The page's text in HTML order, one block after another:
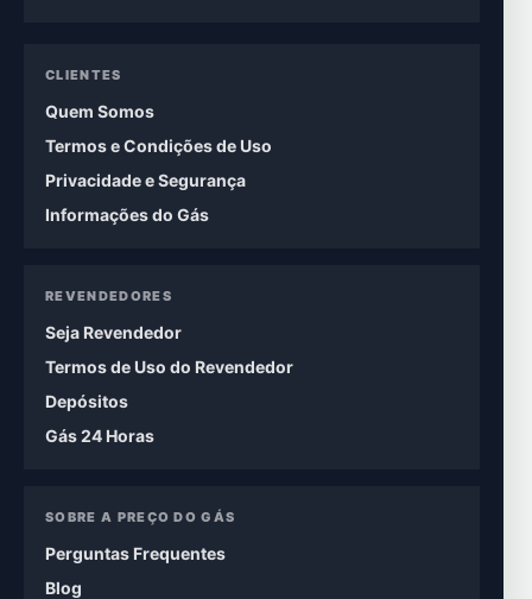
CLIENTES
Quem Somos
Termos e Condições de Uso
Privacidade e Segurança
Informações do Gás
REVENDEDORES
Seja Revendedor
Termos de Uso do Revendedor
Depósitos
Gás 24 Horas
SOBRE A PREÇO DO GÁS
Perguntas Frequentes
Blog